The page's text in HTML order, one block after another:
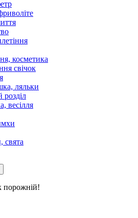
косметика
свічок
ляльки
розділ
весілля
свята